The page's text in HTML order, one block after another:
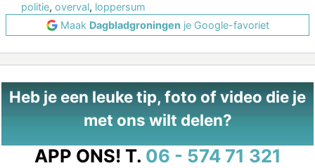
politie, overval, loppersum
Maak Dagbladgroningen je Google-favoriet
Heb je een leuke tip, foto of video die je
met ons wilt delen?
APP ONS! T. 06 - 574 71 321